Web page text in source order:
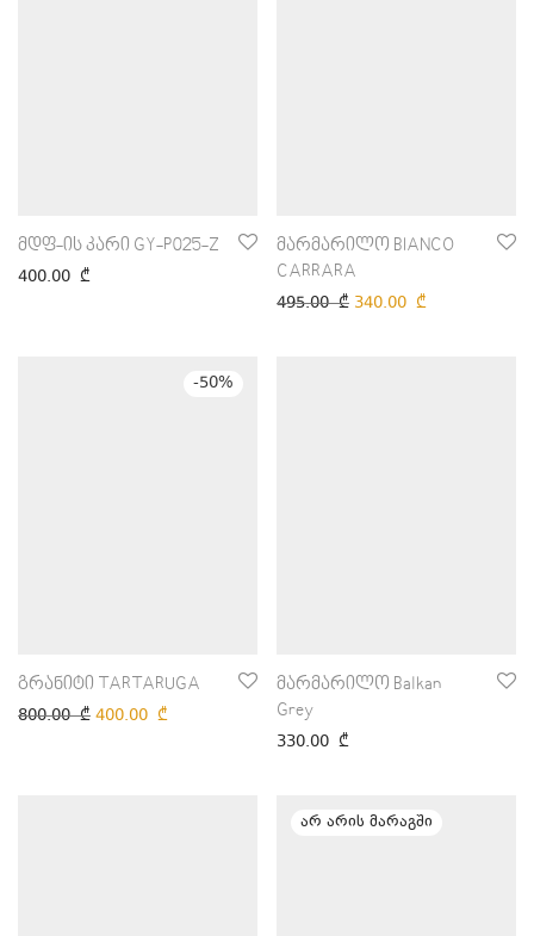
მდფ-ის კარი GY-P025-Z
400.00 ₾
მარმარილო BIANCO
CARRARA
495.00₾ 340.00 ₾
-50%
გრანიტი TARTARUGA
800.00₾ 400.00 ₾
მარმარილო Balkan
Grey
330.00 ₾